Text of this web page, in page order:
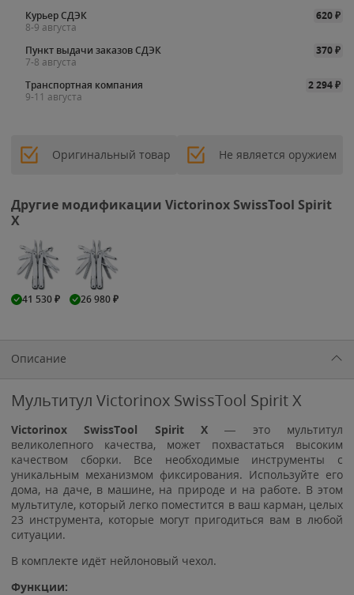
Курьер СДЭК
620₽
8-9 августа
Пункт выдачи заказов СДЭК
370₽
7-8 августа
Транспортная компания
2 294₽
9-11 августа
Оригинальный товар Не является оружием
Другие модификации Victorinox SwissTool Spirit
X
41 530₽ 26 980₽
Описание
Мультитул Victorinox SwissTool Spirit X
Victorinox SwissTool Spirit X — это мультитул
великолепного качества, может похвастаться высоким
качеством сборки. Все необходимые инструменты с
уникальным механизмом фиксирования. Используйте его
дома, на даче, в машине, на природе и на работе. В этом
мультитуле, который легко поместится в ваш карман, целых
23 инструмента, которые могут пригодиться вам в любой
ситуации.
В комплекте идёт нейлоновый чехол.
Функции: